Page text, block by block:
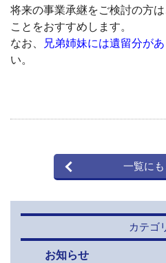
将来の事業承継をご検討の方
ことをおすすめします。
なお、
兄弟姉妹には遺留分が
い。
一覧にも
カテゴ
お知らせ